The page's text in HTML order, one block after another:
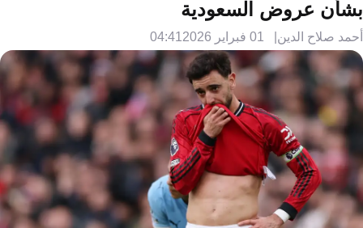
بشأن عروض السعودية
أحمد صلاح الدين 01 فبراير 2026 04:41